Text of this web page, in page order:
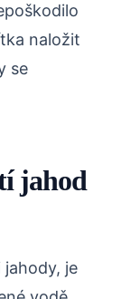
naložit
se
jahod
je